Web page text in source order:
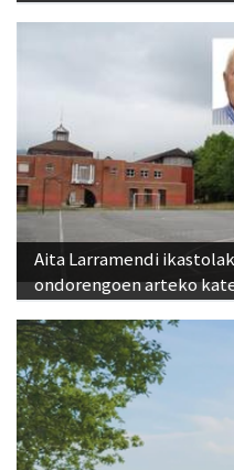
Aita Larramendi
ondorengoen arteko